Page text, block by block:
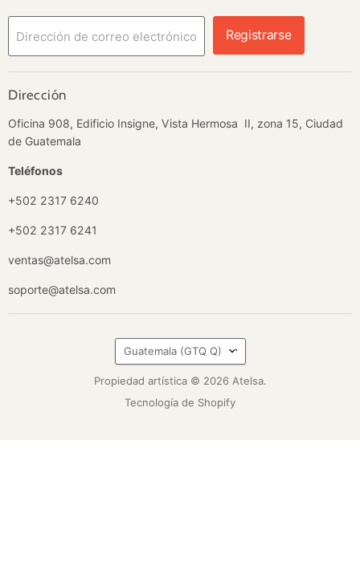
Dirección de correo electrónico Registrarse
Dirección
Oficina 908, Edificio Insigne, Vista Hermosa II, zona 15, Ciudad
de Guatemala
Teléfonos
+502 2317 6240
+502 2317 6241
ventas@atelsa.com
soporte@atelsa.com
País
Guatemala (GTQ Q)
Propiedad artística © 2026 Atelsa.
Tecnología de Shopify